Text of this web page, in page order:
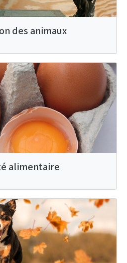
des animaux
alimentaire